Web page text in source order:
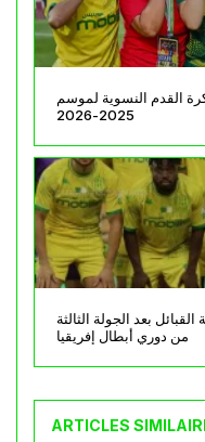
القدم النسوية لموسم
2025-2026
بعد الجولة الثالثة
من دوري أبطال إفريقيا
ARTICLES